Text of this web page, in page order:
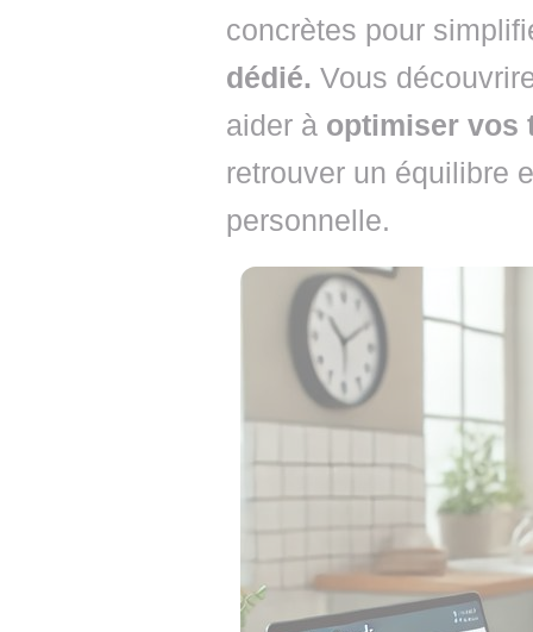
concrètes pour
dédié. Vous
aider à optimiser vos
retrouver un équilibre
personnelle.